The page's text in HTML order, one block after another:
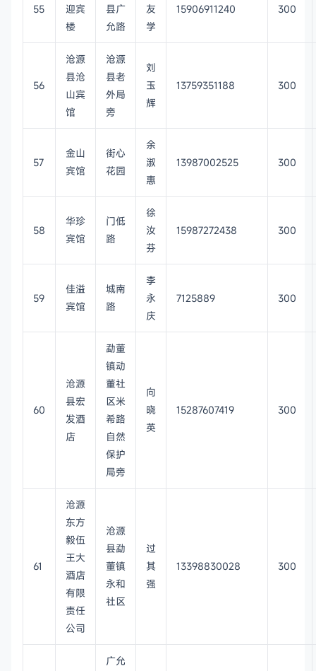
55
迎宾
楼
县广
允路
友
学
15906911240 300
56
沧源
县沧
山宾
馆
沧源
县老
外局
旁
刘
玉
辉
13759351188 300
57
金山
宾馆
街心
花园
余
淑
惠
13987002525 300
58
华珍
宾馆
门低
路
徐
汝
芬
15987272438 300
59
佳溢
宾馆
城南
路
李
永
庆
7125889 300
60
沧源
县宏
发酒
店
勐董
镇动
董社
区米
希路
自然
保护
局旁
向
晓
英
15287607419 300
61
沧源
东方
毅伍
王大
酒店
有限
责任
公司
沧源
县勐
董镇
永和
社区
过
其
强
13398830028 300
广允